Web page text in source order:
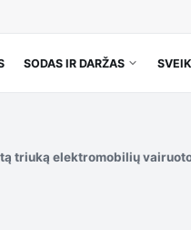
SODAS IR DARŽAS
triuką elektromobilių